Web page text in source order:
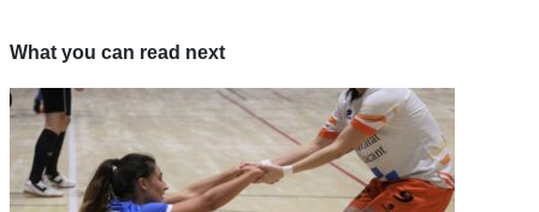
What you can read next